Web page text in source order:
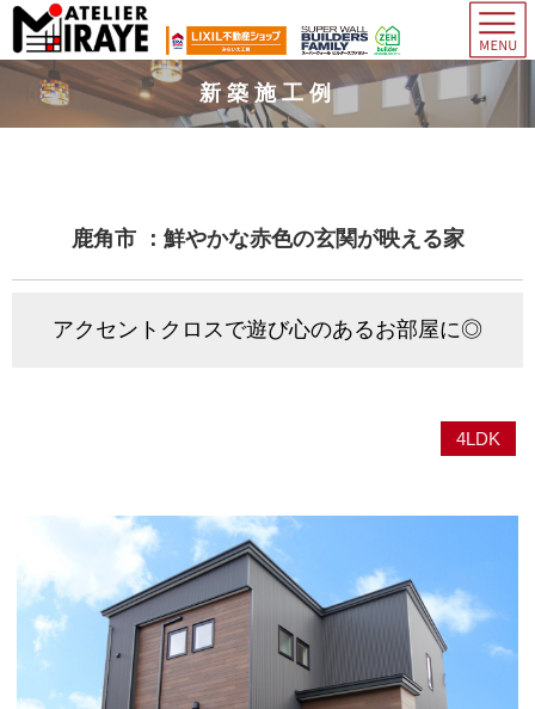
新築施工例
鹿角市 ：鮮やかな赤色の玄関が映える家
アクセントクロスで遊び心のあるお部屋に◎
4LDK